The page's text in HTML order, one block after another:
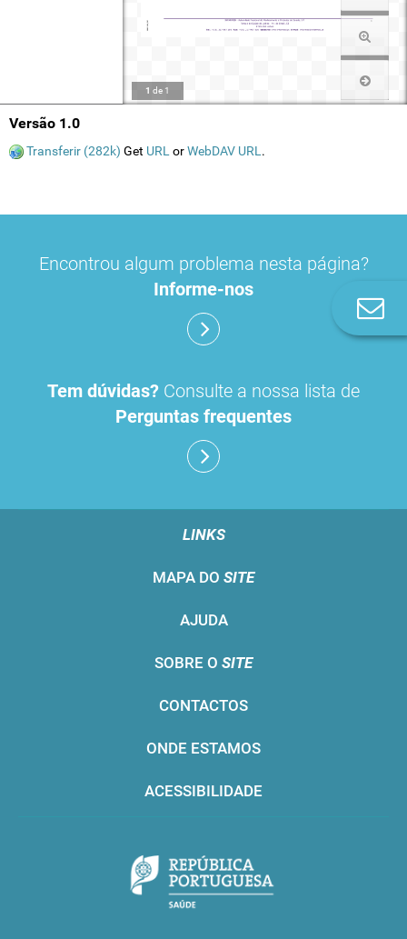
1 de 1
Versão 1.0
Transferir (282k) Get URL orWebDAV URL .
Encontrou algum problema nesta página?
Informe-nos
Tem dúvidas? Consulte a nossa lista de
Perguntas frequentes
LINKS
MAPA DO SITE
AJUDA
SOBRE O SITE
CONTACTOS
ONDE ESTAMOS
ACESSIBILIDADE